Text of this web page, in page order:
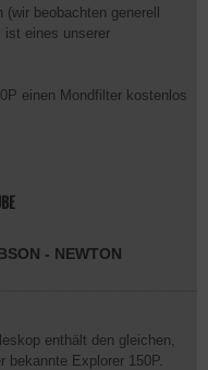
beobachten generell
ist eines unserer
einen Mondfilter kostenlos
- NEWTON
enthält den gleichen,
bekannte Explorer 150P.